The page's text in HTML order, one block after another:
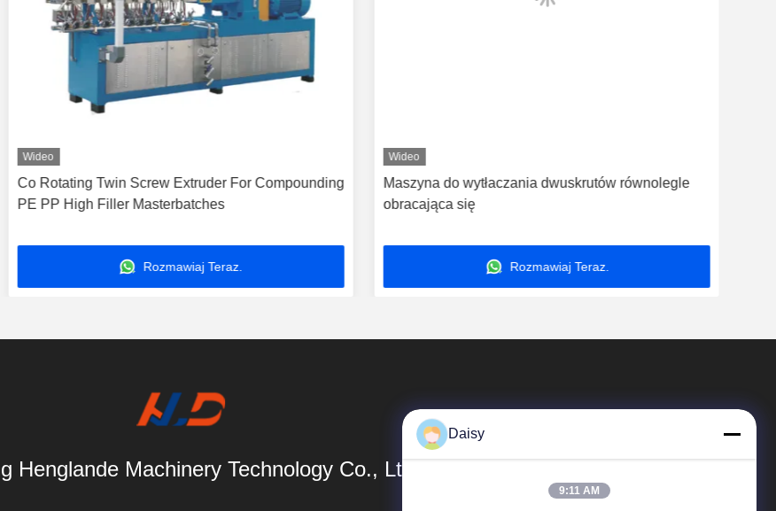
Wideo
Co Rotating Twin Screw Extruder For Compounding
PE PP High Filler Masterbatches
Rozmawiaj Teraz.
Wideo
Maszyna do wytłaczania dwuskrutów równolegle
obracająca się
Rozmawiaj Teraz.
Henglande Machinery Technology Co., Ltd.
Daisy
9:11 AM